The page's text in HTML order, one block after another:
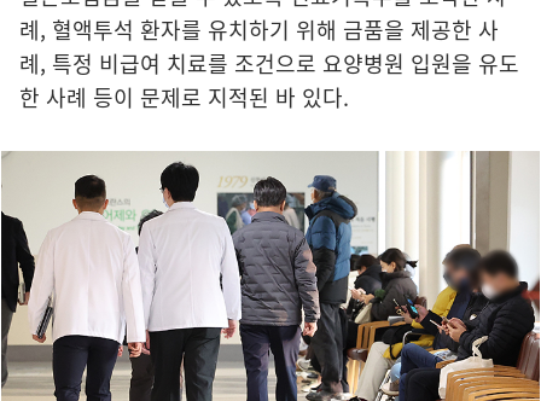
례, 혈액투석 환자를 유치하기 위해 금품을 제공한 사
례, 특정 비급여 치료를 조건으로 요양병원 입원을 유도
한 사례 등이 문제로 지적된 바 있다.